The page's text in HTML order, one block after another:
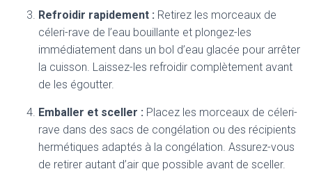
Refroidir rapidement : Retirez les morceaux de
céleri-rave de l’eau bouillante et plongez-les
immédiatement dans un bol d’eau glacée pour arrêter
la cuisson. Laissez-les refroidir complètement avant
de les égoutter.
Emballer et sceller : Placez les morceaux de céleri-
rave dans des sacs de congélation ou des récipients
hermétiques adaptés à la congélation. Assurez-vous
de retirer autant d’air que possible avant de sceller.